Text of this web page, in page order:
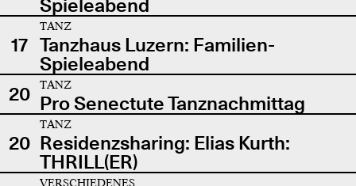
Spieleabend
17
TANZ
Tanzhaus Luzern: Familien-
Spieleabend
20
TANZ
Pro Senectute Tanznachmittag
20
TANZ
Residenzsharing: Elias Kurth:
THRILL(ER)
VERSCHIEDENES